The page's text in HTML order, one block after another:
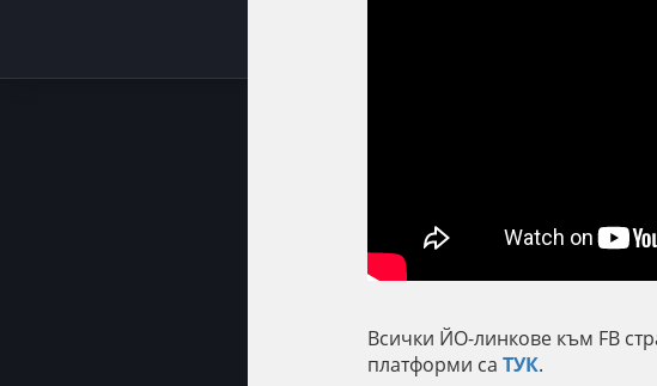
Всички ЙО-линкове към FB
платформи са ТУК.